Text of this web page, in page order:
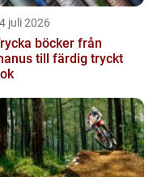
juli 2026
böcker från
till färdig tryckt